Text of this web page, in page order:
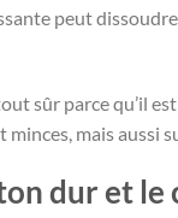
peut
sûr parce qu’il
mais aussi
dur et le